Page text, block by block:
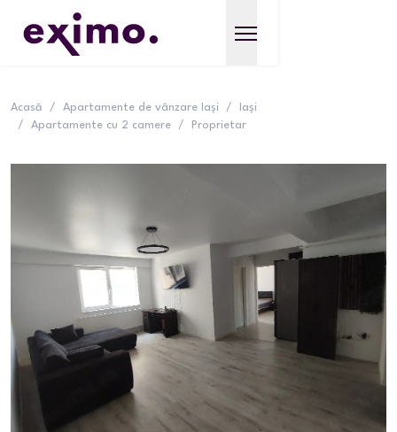
Acasă / Apartamente de vânzare Iași /
Iași
/
Apartamente cu 2 camere / Proprietar